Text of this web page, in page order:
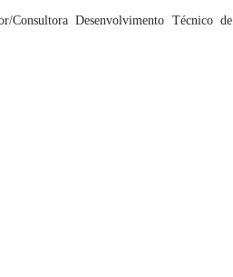
Consultora Desenvolvimento Técnico de